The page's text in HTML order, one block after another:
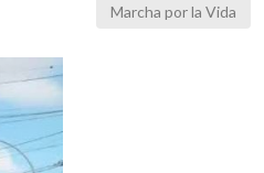
Marcha por la Vida